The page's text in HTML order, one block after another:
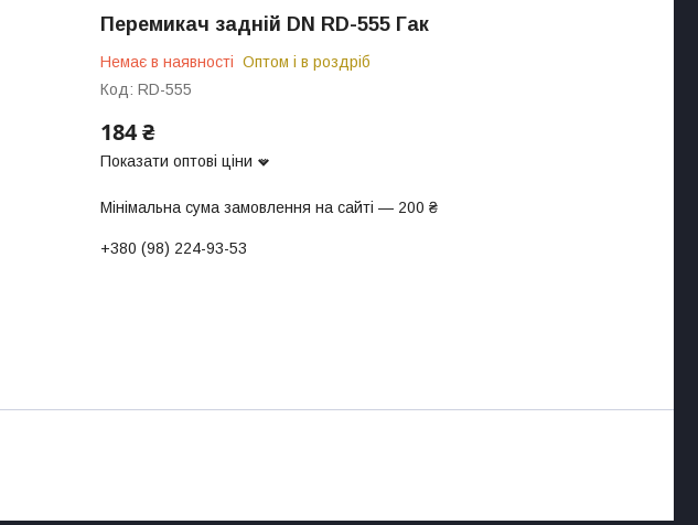
Перемикач задній DN RD-555 Гак
Немає в наявності Оптом і в роздріб
Код: RD-555
184 ₴
Показати оптові ціни
Мінімальна сума замовлення на сайті — 200 ₴
+380 (98) 224-93-53